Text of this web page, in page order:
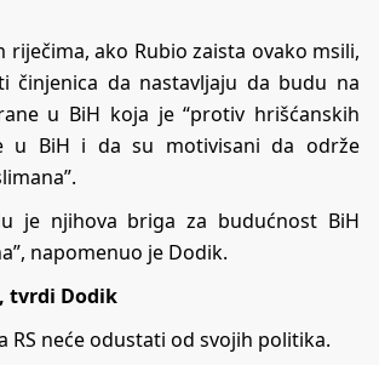
riječima, ako Rubio zaista ovako msili,
činjenica da nastavljaju da budu na
u BiH koja je “protiv hrišćanskih
u BiH i da su motivisani da održe
je njihova briga za budućnost BiH
napomenuo je Dodik.
tvrdi Dodik
RS neće odustati od svojih politika.